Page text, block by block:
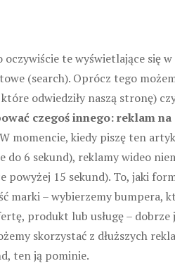
te wyświetlające się w
(search). Oprócz tego
odwiedziły naszą stronę)
czegoś innego: reklam na
momencie, kiedy piszę ten
6 sekund), reklamy wideo
powyżej 15 sekund). To, jaki
marki – wybierzemy bumpera,
produkt lub usługę – dobrze
skorzystać z dłuższych
ten ją pominie.